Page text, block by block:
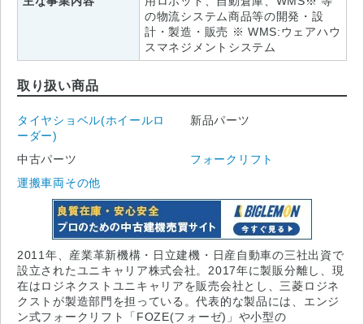
の物流システム商品等の開発・設
計・製造・販売 ※ WMS:ウェアハウ
スマネジメントシステム
取り扱い商品
タイヤショベル(ホイールロ
ーダー)
新品パーツ
中古パーツ
フォークリフト
運搬車両その他
2011年、産業革新機構・日立建機・日産自動車の三社出資で
設立されたユニキャリア株式会社。2017年に製販分離し、現
在はロジネクストユニキャリアを販売会社とし、三菱ロジネ
クストが製造部門を担っている。代表的な製品には、エンジ
ン式フォークリフト「FOZE(フォーゼ)」や小型の